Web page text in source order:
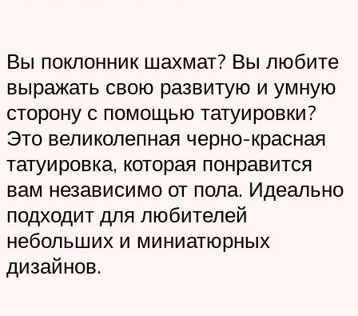
Вы поклонник шахмат? Вы любите
выражать свою развитую и умную
сторону с помощью татуировки?
Это великолепная черно-красная
татуировка, которая понравится
вам независимо от пола. Идеально
подходит для любителей
небольших и миниатюрных
дизайнов.